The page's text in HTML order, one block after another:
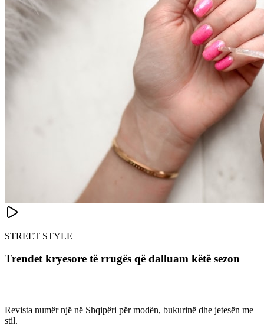
STREET STYLE
Trendet kryesore të rrugës që dalluam këtë sezon
Revista numër një në Shqipëri për modën, bukurinë dhe jetesën me
stil.